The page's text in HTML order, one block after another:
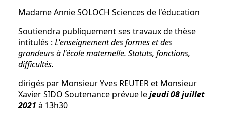
Madame Annie SOLOCH Sciences de l'éducation
Soutiendra publiquement ses travaux de thèse
intitulés : L'enseignementdesformesetdes
grandeursàl'écolematernelle. Statuts, fonctions,
difficultés.
dirigés par Monsieur Yves REUTER et Monsieur
Xavier SIDO Soutenance prévue lejeudi08juillet
2021 à 13h30